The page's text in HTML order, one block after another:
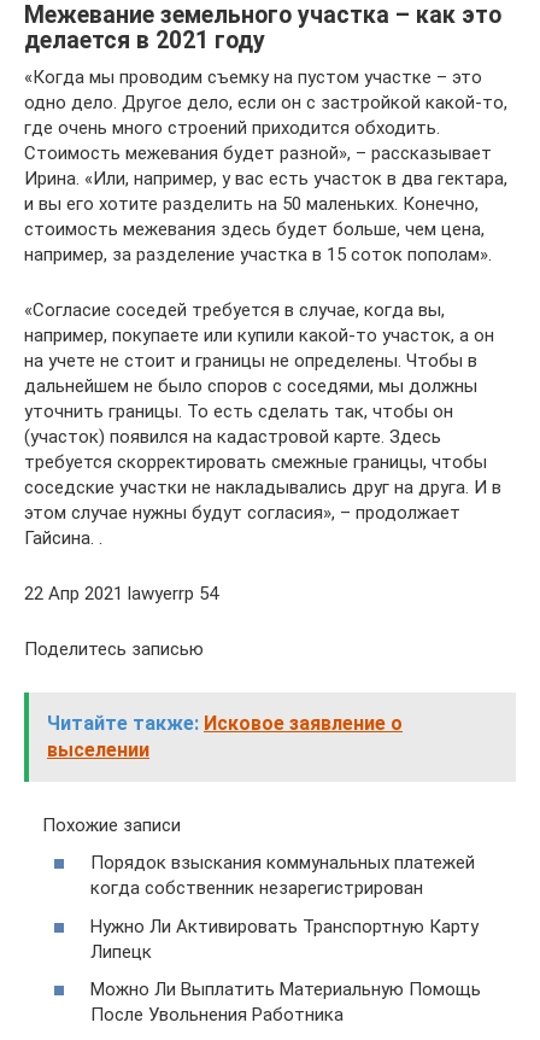
Межевание земельного участка – как это
делается в 2021 году
«Когда мы проводим съемку на пустом участке – это
одно дело. Другое дело, если он с застройкой какой-то,
где очень много строений приходится обходить.
Стоимость межевания будет разной», – рассказывает
Ирина. «Или, например, у вас есть участок в два гектара,
и вы его хотите разделить на 50 маленьких. Конечно,
стоимость межевания здесь будет больше, чем цена,
например, за разделение участка в 15 соток пополам».
«Согласие соседей требуется в случае, когда вы,
например, покупаете или купили какой-то участок, а он
на учете не стоит и границы не определены. Чтобы в
дальнейшем не было споров с соседями, мы должны
уточнить границы. То есть сделать так, чтобы он
(участок) появился на кадастровой карте. Здесь
требуется скорректировать смежные границы, чтобы
соседские участки не накладывались друг на друга. И в
этом случае нужны будут согласия», – продолжает
Гайсина. .
22 Апр 2021 lawyerrp 54
Поделитесь записью
Читайте также: Исковое заявление о
выселении
Похожие записи
Порядок взыскания коммунальных платежей
когда собственник незарегистрирован
Нужно Ли Активировать Транспортную Карту
Липецк
Можно Ли Выплатить Материальную Помощь
После Увольнения Работника